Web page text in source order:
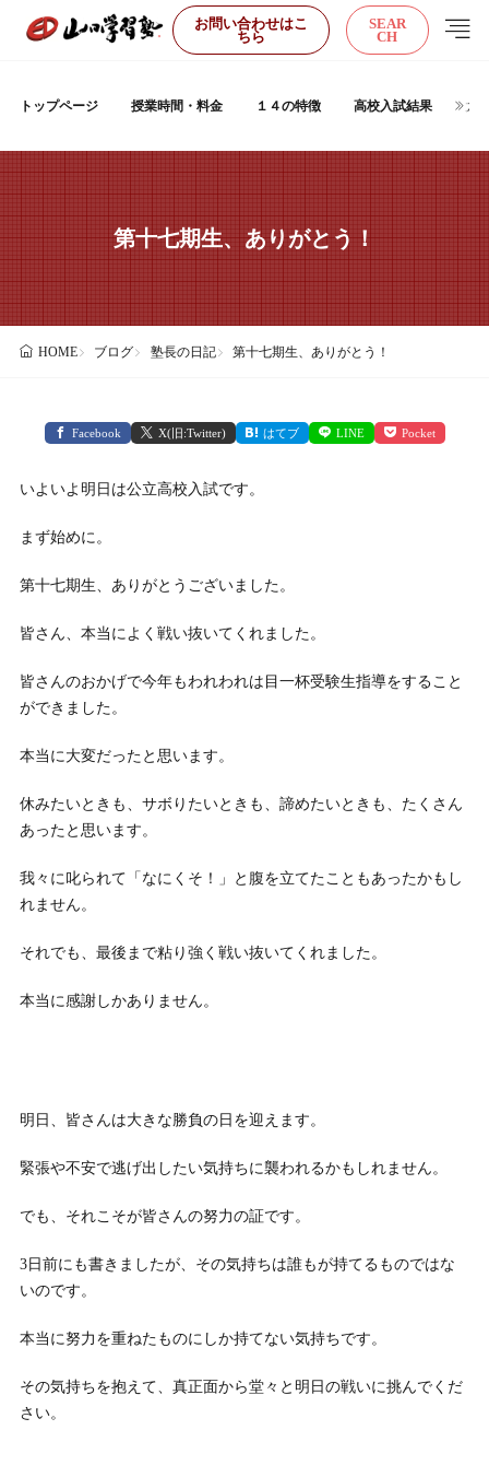
お問い合わせはこ
ちら
SEAR
CH
トップページ 授業時間・料金 １４の特徴 高校入試結果 大
第十七期生、ありがとう！
HOME ブログ 塾長の日記 第十七期生、ありがとう！
Facebook X(旧:Twitter) はてブ LINE Pocket
いよいよ明日は公立高校入試です。
まず始めに。
第十七期生、ありがとうございました。
皆さん、本当によく戦い抜いてくれました。
皆さんのおかげで今年もわれわれは目一杯受験生指導をすること
ができました。
本当に大変だったと思います。
休みたいときも、サボりたいときも、諦めたいときも、たくさん
あったと思います。
我々に叱られて「なにくそ！」と腹を立てたこともあったかもし
れません。
それでも、最後まで粘り強く戦い抜いてくれました。
本当に感謝しかありません。
明日、皆さんは大きな勝負の日を迎えます。
緊張や不安で逃げ出したい気持ちに襲われるかもしれません。
でも、それこそが皆さんの努力の証です。
3日前にも書きましたが、その気持ちは誰もが持てるものではな
いのです。
本当に努力を重ねたものにしか持てない気持ちです。
その気持ちを抱えて、真正面から堂々と明日の戦いに挑んでくだ
さい。